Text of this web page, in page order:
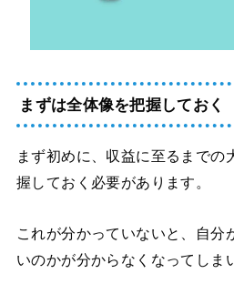
まずは全体像を把握しておく
まず初めに、収益に至るまでの
握しておく必要があります。
これが分かっていないと、自分
いのかが分からなくなってしま